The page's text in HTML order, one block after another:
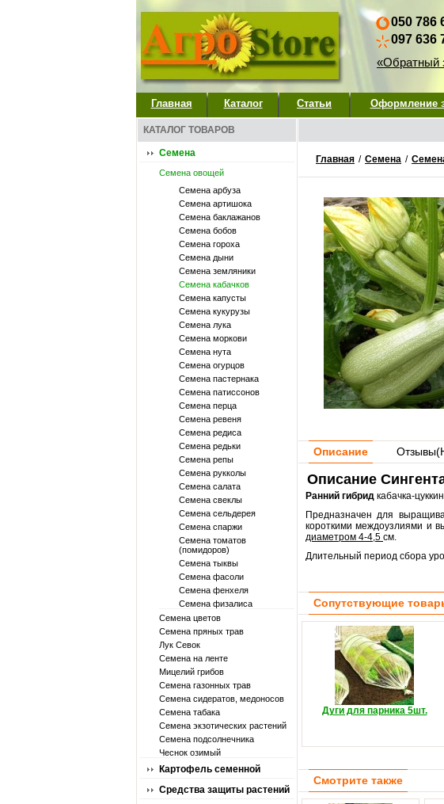
050 786
097 636
«Обратный
Главная Каталог Статьи Оформление
КАТАЛОГ ТОВАРОВ
Семена
Семена овощей
Семена арбуза
Семена артишока
Семена баклажанов
Семена бобов
Семена гороха
Семена дыни
Семена земляники
Семена кабачков
Семена капусты
Семена кукурузы
Семена лука
Семена моркови
Семена нута
Семена огурцов
Семена пастернака
Семена патиссонов
Семена перца
Семена ревеня
Семена редиса
Семена редьки
Семена репы
Семена рукколы
Семена салата
Семена свеклы
Семена сельдерея
Семена спаржи
Семена томатов
(помидоров)
Семена тыквы
Семена фасоли
Семена фенхеля
Семена физалиса
Семена цветов
Семена пряных трав
Лук Севок
Семена на ленте
Мицелий грибов
Семена газонных трав
Семена сидератов, медоносов
Семена табака
Семена экзотических растений
Семена подсолнечника
Чеснок озимый
Картофель семенной
Средства защиты растений
Главная / Семена /
Описание Отзывы(
Описание
Ранний гибрид кабачка-
Предназначен для
короткими междоузлиями и
диаметром 4-4,5 см.
Длительный период сбора
Сопутствующие
Дуги для парника 5шт.
Смотрите также